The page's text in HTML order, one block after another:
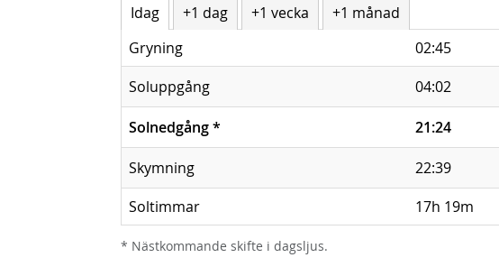
Idag +1 dag +1 vecka
+1 månad
Gryning
02:45
Soluppgång
04:02
Solnedgång* 21:24
Skymning 22:39
Soltimmar 17h 19m
* Nästkommande skifte i dagsljus.